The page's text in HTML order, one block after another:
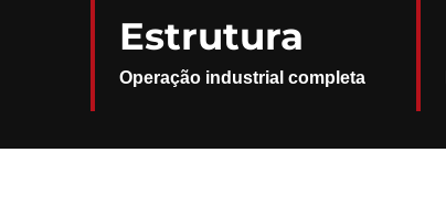
Estrutura
Operação industrial completa